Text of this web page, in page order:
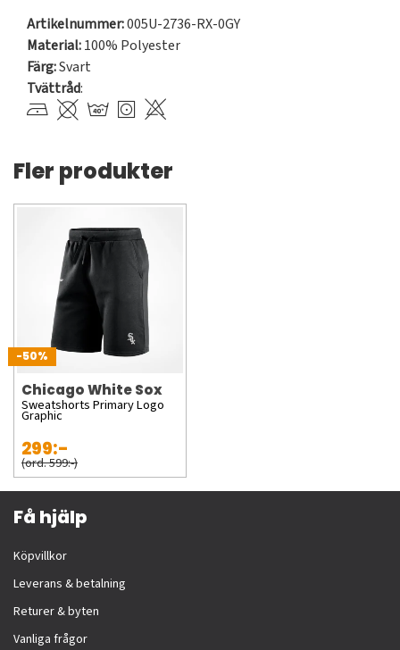
Artikelnummer:005U-2736-RX-0GY
Material:100% Polyester
Färg:Svart
Tvättråd:
Fler produkter
-50%
Chicago White Sox
Sweatshorts Primary Logo
Graphic
299:-
(ord. 599:-)
Få hjälp
Köpvillkor
Leverans & betalning
Returer & byten
Vanliga frågor